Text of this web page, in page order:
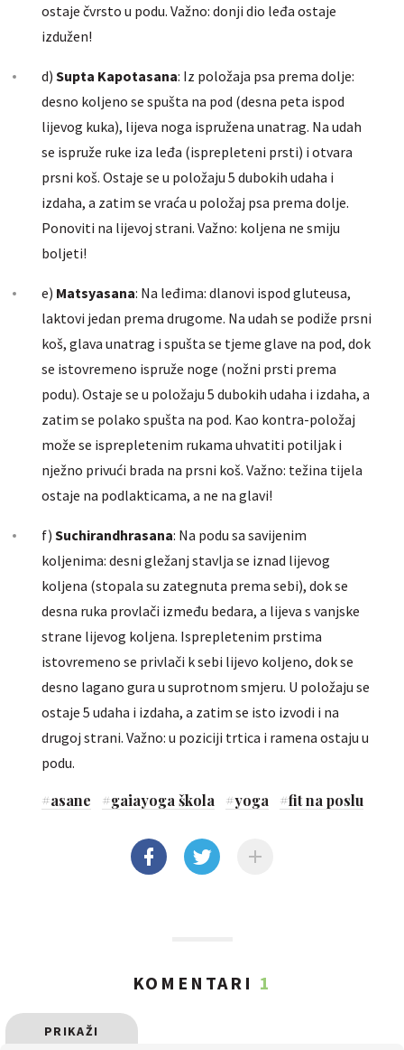
ostaje čvrsto u podu. Važno: donji dio leđa ostaje
izdužen!
d) Supta Kapotasana: Iz položaja psa prema dolje:
desno koljeno se spušta na pod (desna peta ispod
lijevog kuka), lijeva noga ispružena unatrag. Na udah
se ispruže ruke iza leđa (isprepleteni prsti) i otvara
prsni koš. Ostaje se u položaju 5 dubokih udaha i
izdaha, a zatim se vraća u položaj psa prema dolje.
Ponoviti na lijevoj strani. Važno: koljena ne smiju
boljeti!
e) Matsyasana: Na leđima: dlanovi ispod gluteusa,
laktovi jedan prema drugome. Na udah se podiže prsni
koš, glava unatrag i spušta se tjeme glave na pod, dok
se istovremeno ispruže noge (nožni prsti prema
podu). Ostaje se u položaju 5 dubokih udaha i izdaha, a
zatim se polako spušta na pod. Kao kontra-položaj
može se isprepletenim rukama uhvatiti potiljak i
nježno privući brada na prsni koš. Važno: težina tijela
ostaje na podlakticama, a ne na glavi!
f) Suchirandhrasana: Na podu sa savijenim
koljenima: desni gležanj stavlja se iznad lijevog
koljena (stopala su zategnuta prema sebi), dok se
desna ruka provlači između bedara, a lijeva s vanjske
strane lijevog koljena. Isprepletenim prstima
istovremeno se privlači k sebi lijevo koljeno, dok se
desno lagano gura u suprotnom smjeru. U položaju se
ostaje 5 udaha i izdaha, a zatim se isto izvodi i na
drugoj strani. Važno: u poziciji trtica i ramena ostaju u
podu.
#asane #gaiayoga škola #yoga #fit na poslu
KOMENTARI 1
PRIKAŽI